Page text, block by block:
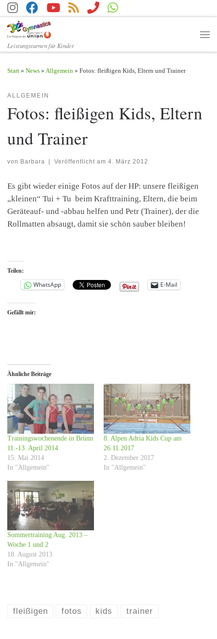
Zum Inhalt springen
Leistungsturnen für Kinder
Start » News » Allgemein » Fotos: fleißigen Kids, Eltern und Trainer
ALLGEMEIN
Fotos: fleißigen Kids, Eltern
und Trainer
von Barbara | Veröffentlicht am 4. März 2012
Es gibt wieder einige Fotos auf der HP: unsere fleißigen
„kleinen“ Tui + Tu beim Krafttraining, Eltern, die beim
Geräteauf- und -abbau helfen und Petr (Trainer), der die
Rollmatten absaugt, damit sie schön sauber bleiben!
Teilen:
WhatsApp
E-Mail
Gefällt mir:
Ähnliche Beiträge
Trainingswochenende in Brünn
11.-13. April 2014
15. Mai 2014
In "Allgemein"
8. Alpen Adria Kids Cup am
26.11.2017
2. Dezember 2017
In "Allgemein"
Sommertraining Aug. 2013 –
Woche 1 und 2
18. August 2013
In "Allgemein"
fleißigen fotos kids trainer